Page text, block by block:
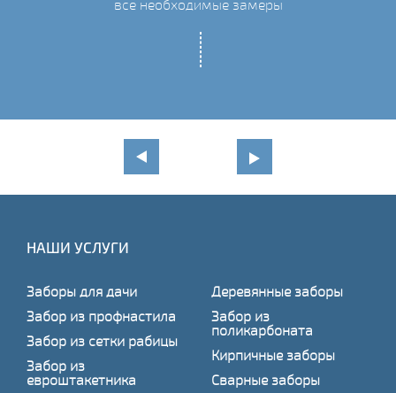
все необходимые замеры
НАШИ УСЛУГИ
Заборы для дачи
Забор из профнастила
Забор из сетки рабицы
Забор из
евроштакетника
Деревянные заборы
Забор из
поликарбоната
Кирпичные заборы
Сварные заборы